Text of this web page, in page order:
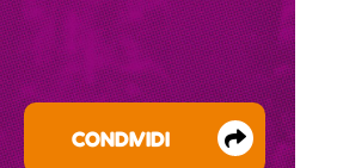
CONDIVIDI